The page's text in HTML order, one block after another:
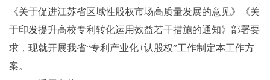
《关于促进江苏省区域性股权市场高质量发展的意见》《关
于印发提升高校专利转化运用效益若干措施的通知》部署要
求，现就开展我省“专利产业化+认股权”工作制定本工作方
案。